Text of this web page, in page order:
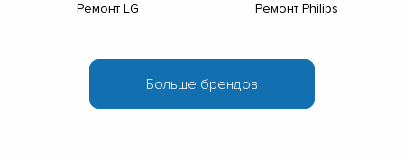
Ремонт LG Ремонт Philips